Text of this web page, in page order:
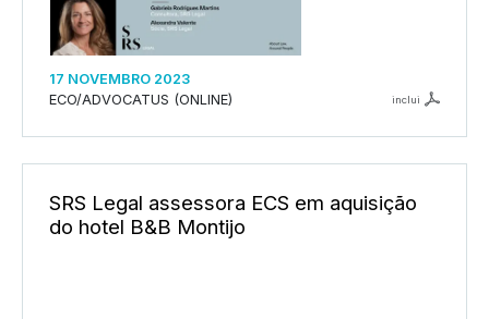
17 NOVEMBRO 2023
ECO/ADVOCATUS (ONLINE)
inclui
SRS Legal assessora ECS em aquisição
do hotel B&B Montijo